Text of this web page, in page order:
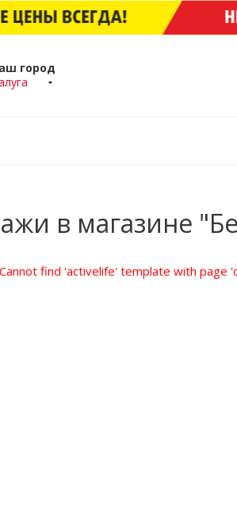
город
в магазине
Cannot find 'activelife' template with page